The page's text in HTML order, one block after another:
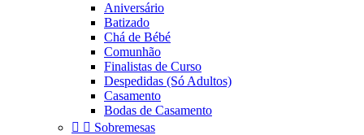
Aniversário
Batizado
Chá de Bébé
Comunhão
Finalistas de Curso
Despedidas (Só Adultos)
Casamento
Bodas de Casamento
  Sobremesas